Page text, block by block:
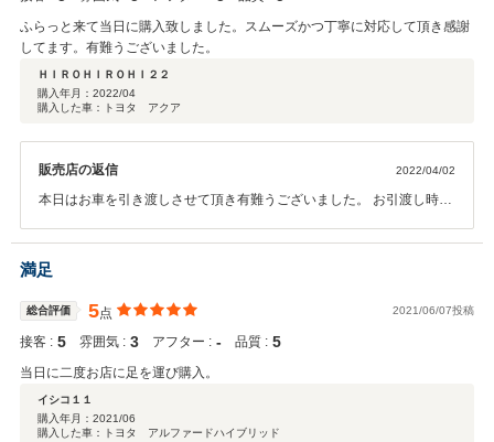
ふらっと来て当日に購入致しました。スムーズかつ丁寧に対応して頂き感謝
してます。有難うございました。
ＨＩＲＯＨＩＲＯＨＩ２２
購入年月： 2022/04
購入した車：トヨタ アクア
販売店の返信 2022/04/02
本日はお車を引き渡しさせて頂き有難うございました。 お引渡し時に
言葉を頂き嬉しかったです♪ 特にコーティングは致しませんでしたが
喜んで頂ける様に花粉がひどい時期でしたので大切に保管しておりま
満足
総合評価 5点 2021/06/07投稿
接客 : 5 雰囲気 : 3 アフター : ‐ 品質 : 5
当日に二度お店に足を運び購入。
イシコ１１
購入年月： 2021/06
購入した車：トヨタ アルファードハイブリッド